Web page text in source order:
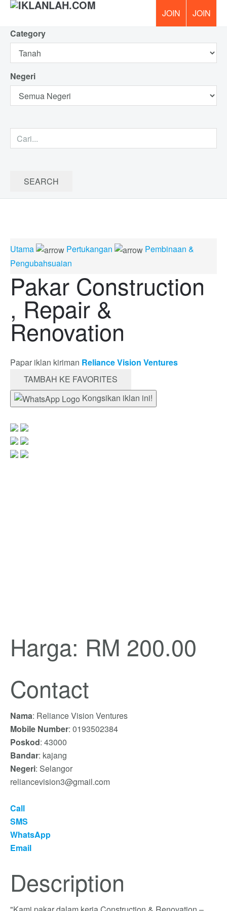
Category
Negeri
Utama Pertukangan
Pembinaan &
Pengubahsuaian
Pakar Construction
, Repair &
Renovation
Papar iklan kiriman Reliance Vision Ventures
TAMBAH KE FAVORITES
Kongsikan iklan ini!
Harga: RM 200.00
Contact
Nama: Reliance Vision Ventures
Mobile Number: 0193502384
Poskod: 43000
Bandar: kajang
Negeri: Selangor
reliancevision3@gmail.com
Call
SMS
WhatsApp
Email
Description